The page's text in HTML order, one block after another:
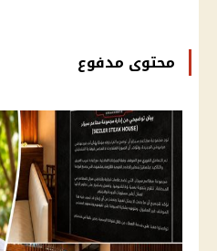
محتوى مدفوع